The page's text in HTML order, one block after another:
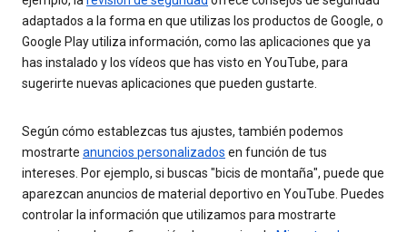
adaptados a la forma en que utilizas los productos de Google, o
Google Play utiliza información, como las aplicaciones que ya
has instalado y los vídeos que has visto en YouTube, para
sugerirte nuevas aplicaciones que pueden gustarte.
Según cómo establezcas tus ajustes, también podemos
mostrarte anuncios personalizados en función de tus
intereses. Por ejemplo, si buscas "bicis de montaña", puede que
aparezcan anuncios de material deportivo en YouTube. Puedes
controlar la información que utilizamos para mostrarte